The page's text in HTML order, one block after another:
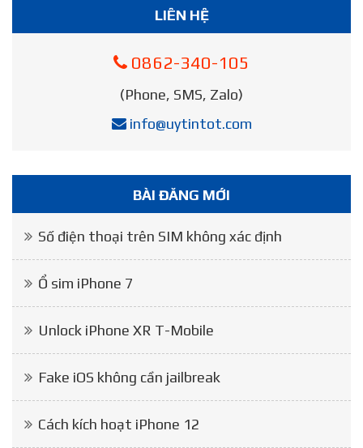
LIÊN HỆ
0862-340-105
(Phone, SMS, Zalo)
info@uytintot.com
BÀI ĐĂNG MỚI
Số điện thoại trên SIM không xác định
Ổ sim iPhone 7
Unlock iPhone XR T-Mobile
Fake iOS không cần jailbreak
Cách kích hoạt iPhone 12